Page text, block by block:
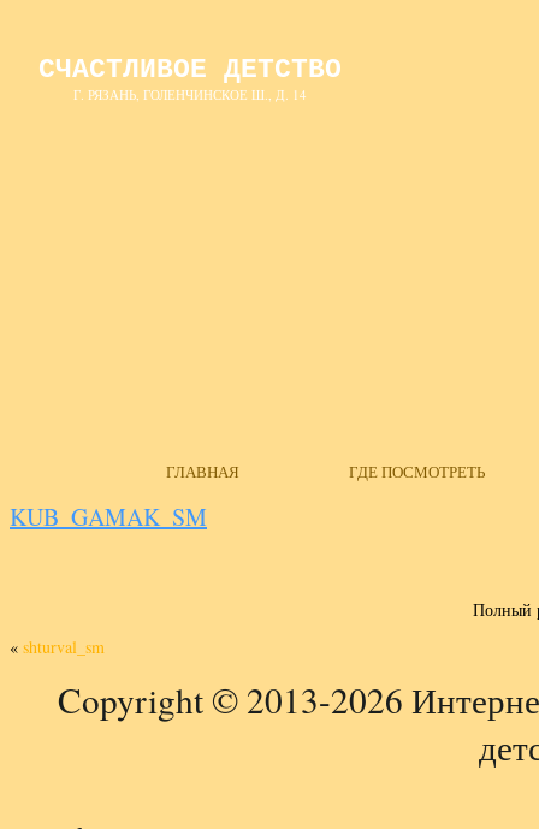
СЧАСТЛИВОЕ ДЕТСТВО
Г. РЯЗАНЬ, ГОЛЕНЧИНСКОЕ Ш., Д. 14
ГЛАВНАЯ ГДЕ ПОСМОТРЕТЬ
KUB_GAMAK_SM
Полный
« shturval_sm
Copyright © 2013-2026